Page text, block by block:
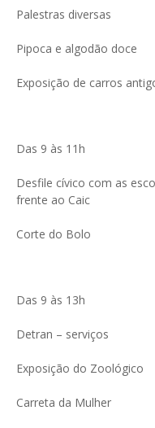
Palestras diversas
Pipoca e algodão doce
Exposição de carros
Das 9 às 11h
Desfile cívico com as
frente ao Caic
Corte do Bolo
Das 9 às 13h
Detran – serviços
Exposição do Zoológico
Carreta da Mulher